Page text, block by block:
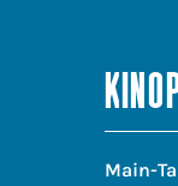
Main-